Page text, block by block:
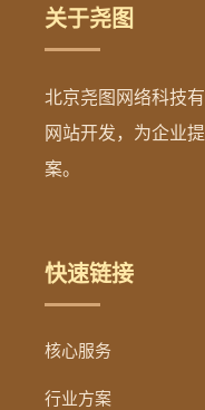
关于尧图
北京尧图网络科技
网站开发，为企业
案。
快速链接
核心服务
行业方案